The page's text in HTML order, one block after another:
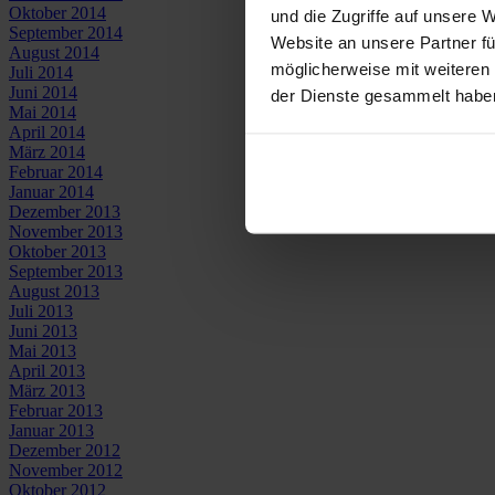
und die Zugriffe auf unsere
Website an unsere Partner
möglicherweise mit
der Dienste gesammelt
Oktober 2014
September 2014
August 2014
Juli 2014
Juni 2014
Mai 2014
April 2014
März 2014
Februar 2014
Januar 2014
Dezember 2013
November 2013
Oktober 2013
September 2013
August 2013
Juli 2013
Juni 2013
Mai 2013
April 2013
März 2013
Februar 2013
Januar 2013
Dezember 2012
November 2012
Oktober 2012